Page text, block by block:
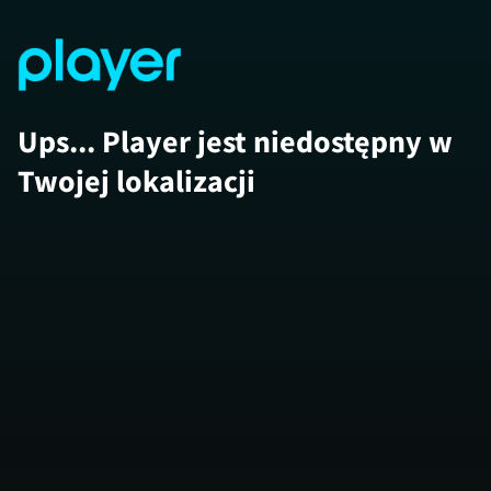
Ups... Player jest niedostępny w
Twojej lokalizacji